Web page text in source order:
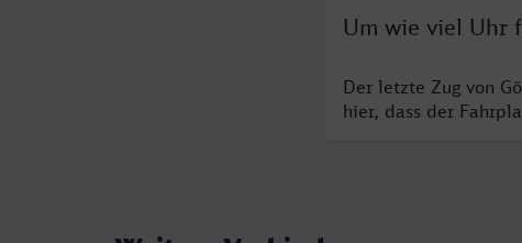
Um wie viel Uhr
Der letzte Zug von
hier, dass der